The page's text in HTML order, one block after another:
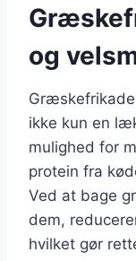
og
ikke kun en
mulighed for
protein fra
Ved at bage
dem,
hvilket gør